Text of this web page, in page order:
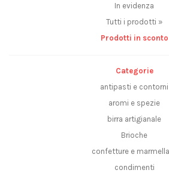
In evidenza
Tutti i prodotti »
Prodotti in sconto
Categorie
antipasti e contorni
aromi e spezie
birra artigianale
Brioche
confetture e
condimenti